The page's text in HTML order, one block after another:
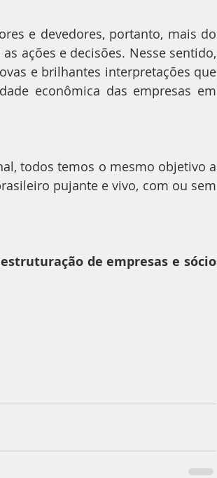
e devedores, portanto, mais do
ações e decisões. Nesse sentido,
e brilhantes interpretações que
econômica das empresas em
todos temos o mesmo objetivo a
pujante e vivo, com ou sem
de empresas e sócio